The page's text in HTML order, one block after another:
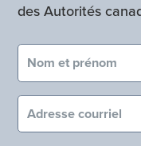
des Autorités
Nom et prénom
Courriel (obligatoire)